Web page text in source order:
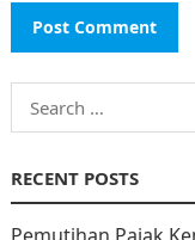
Search
for:
RECENT POSTS